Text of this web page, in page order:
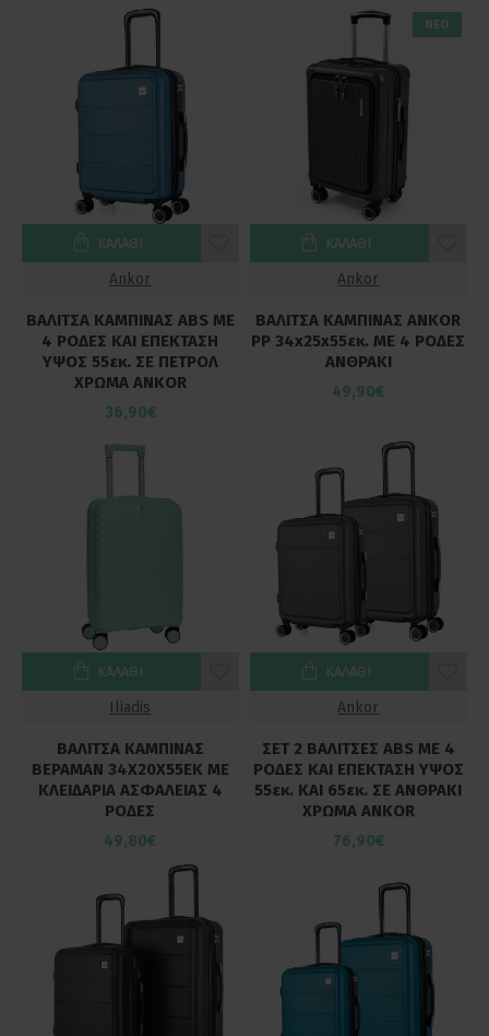
Ankor
ΒΑΛΙΤΣΑ ΚΑΜΠΙΝΑΣ ABS ΜΕ
4 ΡΟΔΕΣ ΚΑΙ ΕΠΕΚΤΑΣΗ
ΥΨΟΣ 55εκ. ΣΕ ΠΕΤΡΟΛ
ΧΡΩΜΑ ANKOR
36,90€
ΚΑΛΆΘΙ
ΝΕΟ
Ankor
ΒΑΛΙΤΣΑ ΚΑΜΠΙΝΑΣ ANKOR
PP 34x25x55εκ. ΜΕ 4 ΡΟΔΕΣ
ΑΝΘΡΑΚΙ
49,90€
ΚΑΛΆΘΙ
Iliadis
ΒΑΛΙΤΣΑ ΚΑΜΠΙΝΑΣ
ΒΕΡΑΜΑΝ 34Χ20Χ55ΕΚ ΜΕ
ΚΛΕΙΔΑΡΙΑ ΑΣΦΑΛΕΙΑΣ 4
ΡΟΔΕΣ
49,80€
ΚΑΛΆΘΙ
Ankor
ΣΕΤ 2 ΒΑΛΙΤΣΕΣ ABS ΜΕ 4
ΡΟΔΕΣ ΚΑΙ ΕΠΕΚΤΑΣΗ ΥΨΟΣ
55εκ. ΚΑΙ 65εκ. ΣΕ ΑΝΘΡΑΚΙ
ΧΡΩΜΑ ANKOR
76,90€
ΚΑΛΆΘΙ